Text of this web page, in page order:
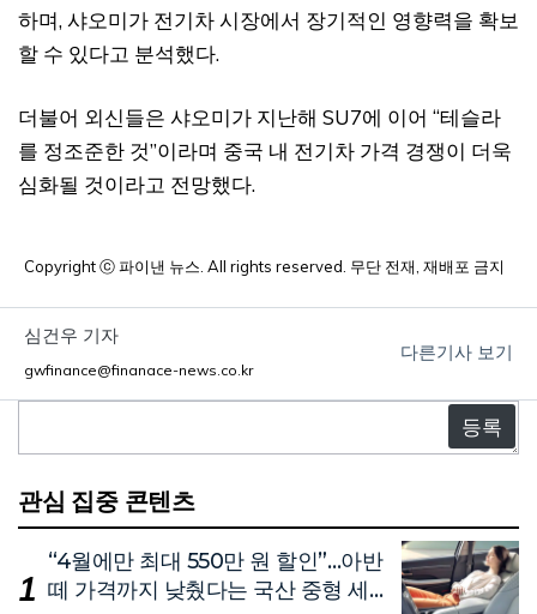
하며, 샤오미가 전기차 시장에서 장기적인 영향력을 확보
할 수 있다고 분석했다.
더불어 외신들은 샤오미가 지난해 SU7에 이어 “테슬라
를 정조준한 것”이라며 중국 내 전기차 가격 경쟁이 더욱
심화될 것이라고 전망했다.
Copyright ⓒ 파이낸 뉴스. All rights reserved. 무단 전재, 재배포 금지
심건우 기자
gwfinance@finanace-news.co.kr
다른기사 보기
글
관심 집중 콘텐츠
“4월에만 최대 550만 원 할인”…아반
떼 가격까지 낮췄다는 국산 중형 세